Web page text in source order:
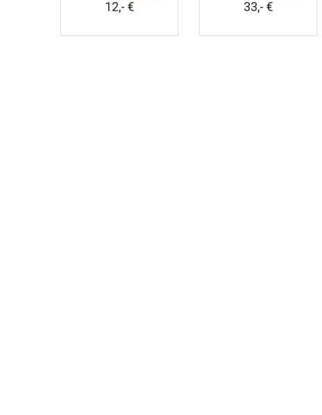
Katapult
12,- €
Trichter
33,- €